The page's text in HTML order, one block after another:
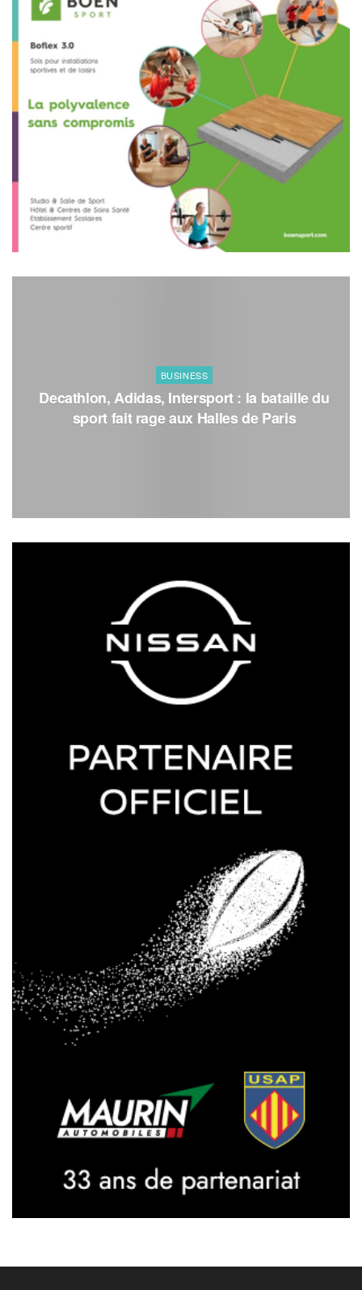
BUSINESS
Decathlon, Adidas, Intersport : la bataille du
sport fait rage aux Halles de Paris